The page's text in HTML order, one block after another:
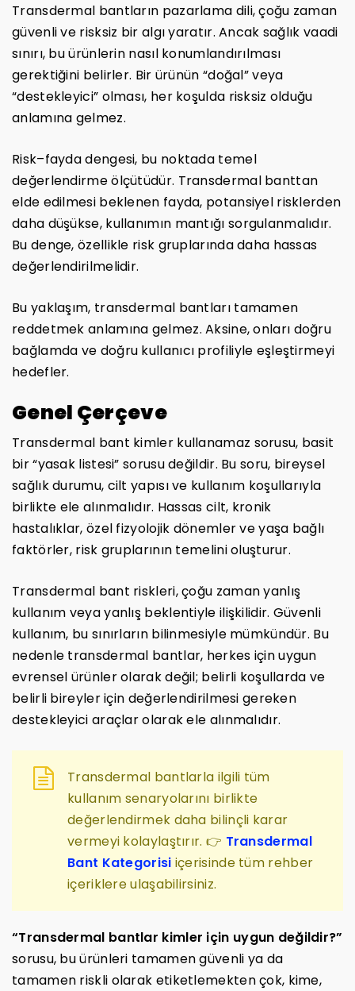
Transdermal bantların pazarlama dili, çoğu zaman
güvenli ve risksiz bir algı yaratır. Ancak sağlık vaadi
sınırı, bu ürünlerin nasıl konumlandırılması
gerektiğini belirler. Bir ürünün “doğal” veya
“destekleyici” olması, her koşulda risksiz olduğu
anlamına gelmez.
Risk–fayda dengesi, bu noktada temel
değerlendirme ölçütüdür. Transdermal banttan
elde edilmesi beklenen fayda, potansiyel risklerden
daha düşükse, kullanımın mantığı sorgulanmalıdır.
Bu denge, özellikle risk gruplarında daha hassas
değerlendirilmelidir.
Bu yaklaşım, transdermal bantları tamamen
reddetmek anlamına gelmez. Aksine, onları doğru
bağlamda ve doğru kullanıcı profiliyle eşleştirmeyi
hedefler.
Genel Çerçeve
Transdermal bant kimler kullanamaz sorusu, basit
bir “yasak listesi” sorusu değildir. Bu soru, bireysel
sağlık durumu, cilt yapısı ve kullanım koşullarıyla
birlikte ele alınmalıdır. Hassas cilt, kronik
hastalıklar, özel fizyolojik dönemler ve yaşa bağlı
faktörler, risk gruplarının temelini oluşturur.
Transdermal bant riskleri, çoğu zaman yanlış
kullanım veya yanlış beklentiyle ilişkilidir. Güvenli
kullanım, bu sınırların bilinmesiyle mümkündür. Bu
nedenle transdermal bantlar, herkes için uygun
evrensel ürünler olarak değil; belirli koşullarda ve
belirli bireyler için değerlendirilmesi gereken
destekleyici araçlar olarak ele alınmalıdır.
Transdermal bantlarla ilgili tüm
kullanım senaryolarını birlikte
değerlendirmek daha bilinçli karar
vermeyi kolaylaştırır. 👉 Transdermal
Bant Kategorisi içerisinde tüm rehber
içeriklere ulaşabilirsiniz.
“Transdermal bantlar kimler için uygun değildir?”
sorusu, bu ürünleri tamamen güvenli ya da
tamamen riskli olarak etiketlemekten çok, kime,